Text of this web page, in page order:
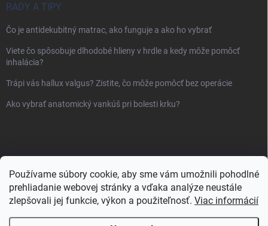
Používame súbory cookie, aby sme vám umožnili pohodlné
prehliadanie webovej stránky a vďaka analýze neustále
zlepšovali jej funkcie, výkon a použiteľnosť. Viac informácií
RADY A TIPY
Čo je antidekubitný matrac, ako funguje a ako ho vybrať
Viete čo spôsobuje dlhodobé hlieny v hrdle a kedy môže pomôcť
inhalácia?
Trápi vás hallux valgus? Zistite, čo môže pomôcť bez operácie
Ako vybrať anatomický vankúš pri bolesti krku?